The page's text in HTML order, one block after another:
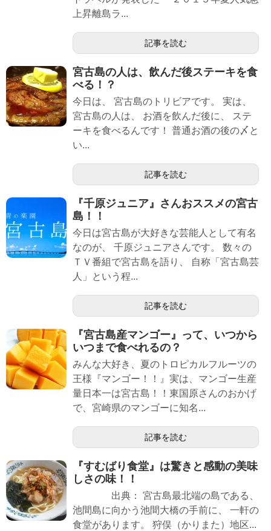
上昇離島ラ...
記事を読む
宮古島の人は、飲んだ後ステーキを食
べる！？
今日は、 宮古島のトリビアです。 実は、
宮古島の人は、 お酒を飲んだ後に、 ステ
ーキを食べるんです！ 普通お酒の後の〆と
い...
記事を読む
『千原ジュニア』さんおススメの宮古
島！！
今日は宮古島が大好きな芸能人として有名
なのが、 千原ジュニアさんです。 数々の
ＴＶ番組で宮古島を語り、 自称「宮古島芸
人」という程...
記事を読む
『宮古島産マンゴー』って、いつから
いつまで食べれるの？
みんな大好き、夏のトロピカルフルーツの
王様『マンゴー！！』実は、マンゴー生産
量日本一は宮古島！！東国原さんのおかげ
で、宮崎県のマンゴーに知名...
記事を読む
『すむばり食堂』は驚きと感動の美味
しさの味！！
出典： 宮古島最北端の島である、
池間島に向かう池間大橋の手前に、 一軒の
食堂があります。 狩俣（かりまた）地区...